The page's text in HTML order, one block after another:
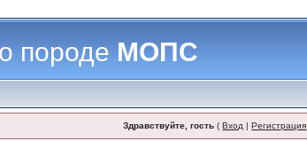
породеМОПС
Здравствуйте, гость (Вход |Регистрация